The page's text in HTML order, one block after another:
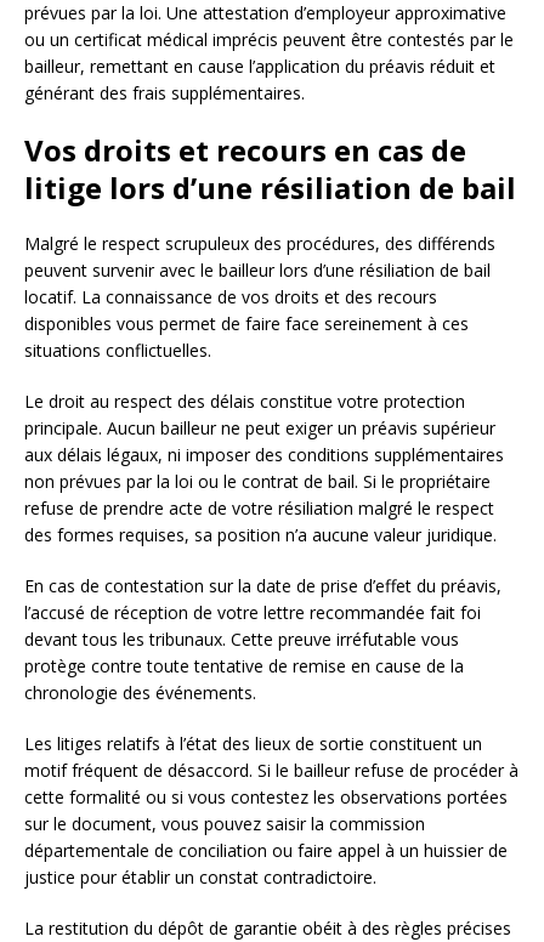
prévues par la loi. Une attestation d’employeur approximative
ou un certificat médical imprécis peuvent être contestés par le
bailleur, remettant en cause l’application du préavis réduit et
générant des frais supplémentaires.
Vos droits et recours en cas de
litige lors d’une résiliation de bail
Malgré le respect scrupuleux des procédures, des différends
peuvent survenir avec le bailleur lors d’une résiliation de bail
locatif. La connaissance de vos droits et des recours
disponibles vous permet de faire face sereinement à ces
situations conflictuelles.
Le droit au respect des délais constitue votre protection
principale. Aucun bailleur ne peut exiger un préavis supérieur
aux délais légaux, ni imposer des conditions supplémentaires
non prévues par la loi ou le contrat de bail. Si le propriétaire
refuse de prendre acte de votre résiliation malgré le respect
des formes requises, sa position n’a aucune valeur juridique.
En cas de contestation sur la date de prise d’effet du préavis,
l’accusé de réception de votre lettre recommandée fait foi
devant tous les tribunaux. Cette preuve irréfutable vous
protège contre toute tentative de remise en cause de la
chronologie des événements.
Les litiges relatifs à l’état des lieux de sortie constituent un
motif fréquent de désaccord. Si le bailleur refuse de procéder à
cette formalité ou si vous contestez les observations portées
sur le document, vous pouvez saisir la commission
départementale de conciliation ou faire appel à un huissier de
justice pour établir un constat contradictoire.
La restitution du dépôt de garantie obéit à des règles précises